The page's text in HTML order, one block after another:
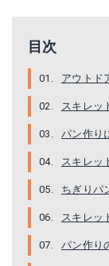
目次
アウトド
スキレッ
パン作り
スキレッ
ちぎりパ
スキレッ
パン作り